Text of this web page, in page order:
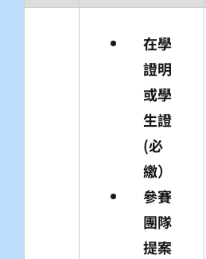
在學
證明
或學
生證
(必
繳）
參賽
團隊
提案